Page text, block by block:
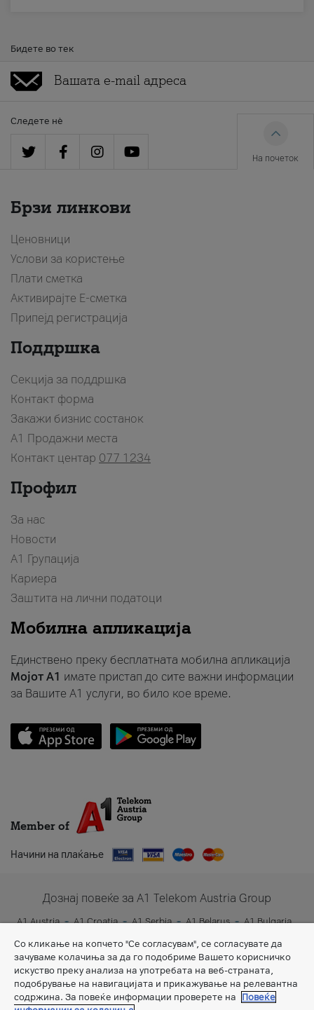
Бидете во тек
Следете нè
На почеток
Брзи линкови
Ценовници
Услови за користење
Плати сметка
Активирајте Е-сметка
Припејд регистрација
Поддршка
Секција за поддршка
Контакт форма
Закажи бизнис состанок
A1 Продажни места
Контакт центар 077 1234
Профил
За нас
Новости
А1 Групација
Кариера
Заштита на лични податоци
Мобилна апликација
Единствено преку бесплатната мобилна апликација
Мојот A1 имате пристап до сите важни информации
за Вашите A1 услуги, во било кое време.
Member of
Начини на плаќање
Дознај повеќе за A1 Telekom Austria Group
A1 Austria A1 Croatia A1 Serbia A1 Belarus
A1 Bulgaria
Со кликање на копчето "Се согласувам", се согласувате да
зачуваме колачиња за да го подобриме Вашето корисничко
искуство преку анализа на употребата на веб-страната,
подобрување на навигацијата и прикажување на релевантна
содржина. За повеќе информации проверете на
Повеќе